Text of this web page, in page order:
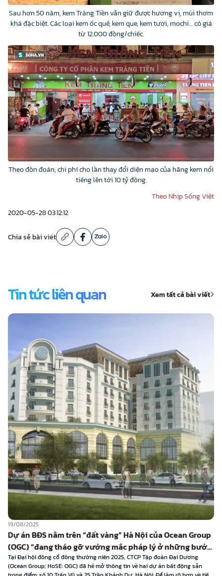
Sau hơn 50 năm, kem Tràng Tiền vẫn giữ được hương vị, mùi thơm
khá đặc biệt. Các loại kem ốc quế, kem que, kem tươi, mochi… có giá
từ 12.000 đồng/chiếc.
Theo đồn đoán, chi phí cho lần thay đổi diện mạo của hãng kem nổi
tiếng lên tới 10 tỷ đồng.
Theo Nhịp Sống Việt
2020-05-28 03:12:12
Chia sẻ bài viết
Tin tức liên quan Xem tất cả bài viết
Hà Nội của Ocean Group
pháp lý ở những bước
CTCP Tập đoàn Đại Dương
tin về hai dự án bất động sản
Tập đoàn Đại Dương (OGC)
chưa được khai thác, dự kiến
được triển khai thời gian tới
Ngày 27/6/2025, Công ty Cổ phần Tập
OGC) đã tổ chức Đại hội đồng cổ đông